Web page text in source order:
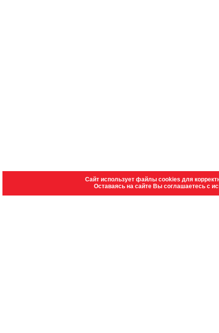
Сайт использует файлы cookies для
Оставаясь на сайте Вы соглашаетесь с